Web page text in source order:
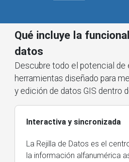
Qué incluye la
datos
Descubre todo el potencial
herramientas diseñado para
y edición de datos GIS dentro
Interactiva y sincronizada
La Rejilla de Datos es el
la información alfanumérica